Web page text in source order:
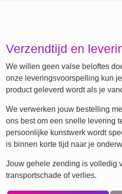
Verzendtijd en
We willen geen valse beloftes
onze leveringsvoorspelling kun
product geleverd wordt als je
We verwerken jouw bestelling
ons best om een snelle levering
persoonlijke kunstwerk wordt
is binnen korte tijd naar je
Jouw gehele zending is volledig
transportschade of verlies.